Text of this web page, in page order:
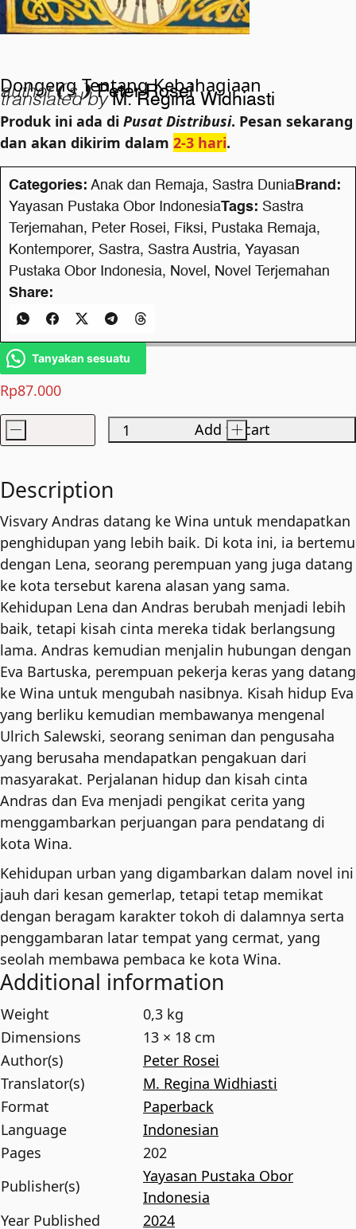
Dongeng Tentang Kebahagiaan
author❨s❩ Peter Rosei
translated by M. Regina Widhiasti
Rp87.000
Produk ini ada di Pusat Distribusi. Pesan sekarang
dan akan dikirim dalam 2-3 hari.
Dongeng
Kebahagiaan
quantity
- +
Add to cart
Categories: Anak dan Remaja, Sastra Dunia Brand:
Yayasan Pustaka Obor IndonesiaTags: Sastra
Terjemahan, Peter Rosei, Fiksi, Pustaka Remaja,
Kontemporer, Sastra, Sastra Austria, Yayasan
Pustaka Obor Indonesia, Novel , Novel Terjemahan
Share:
Tanyakan sesuatu
Description
Visvary Andras datang ke Wina untuk mendapatkan
penghidupan yang lebih baik. Di kota ini, ia bertemu
dengan Lena, seorang perempuan yang juga datang
ke kota tersebut karena alasan yang sama.
Kehidupan Lena dan Andras berubah menjadi lebih
baik, tetapi kisah cinta mereka tidak berlangsung
lama. Andras kemudian menjalin hubungan dengan
Eva Bartuska, perempuan pekerja keras yang datang
ke Wina untuk mengubah nasibnya. Kisah hidup Eva
yang berliku kemudian membawanya mengenal
Ulrich Salewski, seorang seniman dan pengusaha
yang berusaha mendapatkan pengakuan dari
masyarakat. Perjalanan hidup dan kisah cinta
Andras dan Eva menjadi pengikat cerita yang
menggambarkan perjuangan para pendatang di
kota Wina.
Kehidupan urban yang digambarkan dalam novel ini
jauh dari kesan gemerlap, tetapi tetap memikat
dengan beragam karakter tokoh di dalamnya serta
penggambaran latar tempat yang cermat, yang
seolah membawa pembaca ke kota Wina.
Additional information
Weight
0,3 kg
Dimensions
13 × 18 cm
Author(s)
Peter Rosei
Translator(s)
M. Regina Widhiasti
Format
Paperback
Language
Indonesian
Pages
202
Publisher(s)
Yayasan Pustaka Obor
Indonesia
Year Published
2024